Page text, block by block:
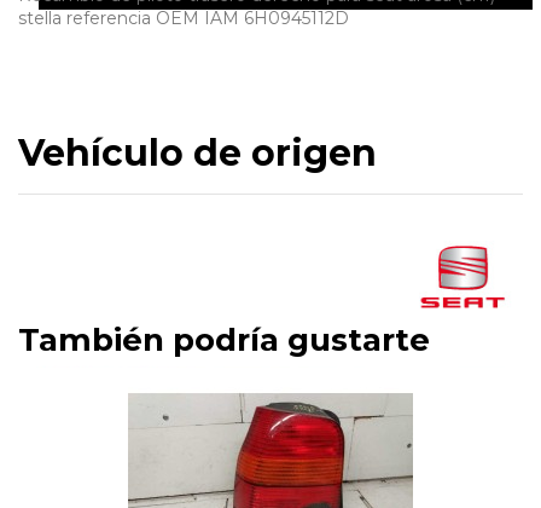
stella referencia OEM IAM 6H0945112D
Vehículo de origen
También podría gustarte